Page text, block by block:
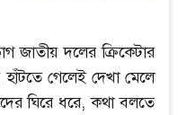
জাতীয় দলের ক্রিকেটার
গেলেই দেখা মেলে
ঘিরে ধরে, কথা বলতে